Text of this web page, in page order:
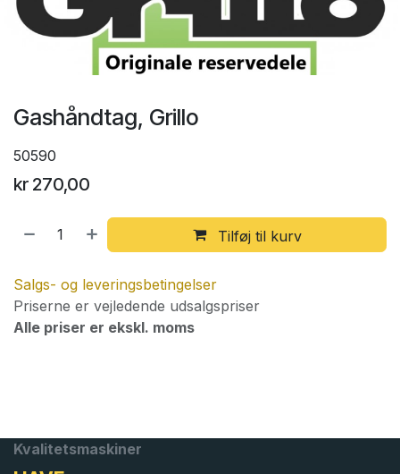
Gashåndtag, Grillo
50590
kr 270,00
Tilføj til kurv
Salgs- og leveringsbetingelser
Priserne er vejledende udsalgspriser
Alle priser er ekskl. moms
Kvalitetsmaskiner